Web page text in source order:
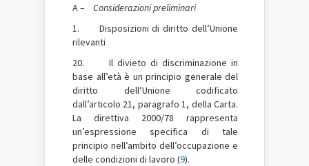
A – Considerazioni preliminari
1. Disposizioni di diritto dell’Unione
rilevanti
20. Il divieto di discriminazione in
base all’età è un principio generale del
diritto dell’Unione codificato
dall’articolo 21, paragrafo 1, della Carta.
La direttiva 2000/78 rappresenta
un’espressione specifica di tale
principio nell’ambito dell’occupazione e
delle condizioni di lavoro (9).